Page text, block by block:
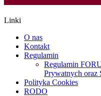
Linki
O nas
Kontakt
Regulamin
Regulamin
Prywatnych
Polityka Cookies
RODO